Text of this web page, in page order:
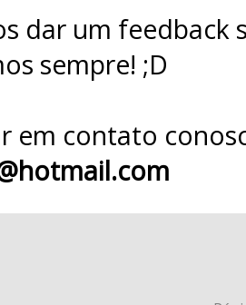
dar um
sempre! ;D
em contato